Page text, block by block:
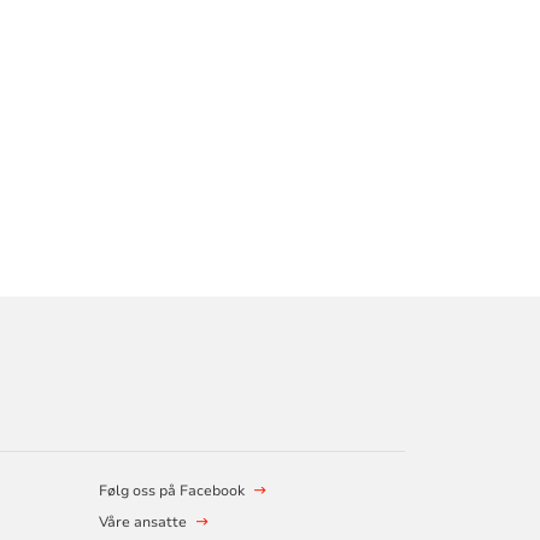
Følg oss på Facebook
Våre ansatte